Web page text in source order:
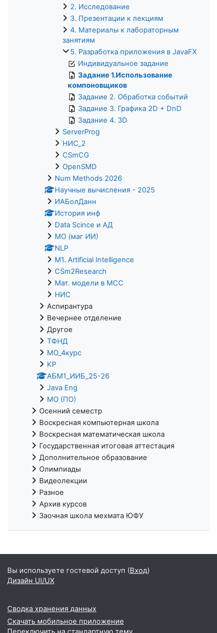
2. Исследование
3. Презентации к лекциям
4. Материалы к лабораторным
занятиям
5. Разработка приложения в JavaFX
Индивидуальное задание
Задание 1.Использование
компоновщиков
Задание 2. Обработка событий
Задание 3. Графика 2D + DnD
Задание 4. 3D
ServerProg
НИС_2
CSmCG
OpenSMD
Num Methods 2026
Научные вычисления - 2025
ИАБолДанн
История инф
Data Scince и АД
МО (маг ИИ)
NLP
M1. Artificial Intelligence
CSm2Research
Мат. модели в МСС
НИС
Аспирантура
Вечернее отделение
Другое
ТФНД
МО_4курс
KP
АБМ1_ИИБ_25-26
Java Eng
МО (ПО)
Осенний семестр
Воскресная компьютерная школа
Воскресная математическая школа
Государственная итоговая аттестация
Дополнительное образование
Олимпиады
Видеолекции
Разное
Архив курсов
Заочная школа мехмата ЮФУ
Вы используете гостевой доступ (Вход)
Дизайн UI/UX
Сводка хранения данных
Скачать мобильное приложение